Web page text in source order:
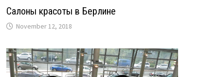
Салоны красоты в Берлине
November 12, 2018